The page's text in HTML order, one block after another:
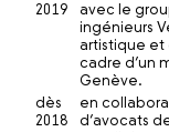
2019
avec le
ingénieurs
artistique et
cadre d’un
Genève.
dès
2018
en
d’avocats